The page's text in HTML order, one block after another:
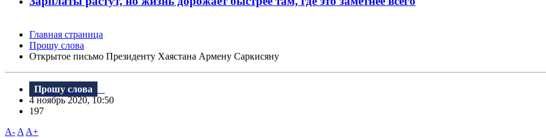
Главная страница
Прошу слова
Открытое письмо Президенту Хаястана Армену Саркисяну
Прошу слова
4 ноябрь 2020, 10:50
197
A- A A+